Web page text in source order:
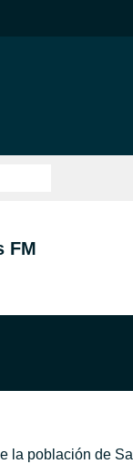
FM
la población de